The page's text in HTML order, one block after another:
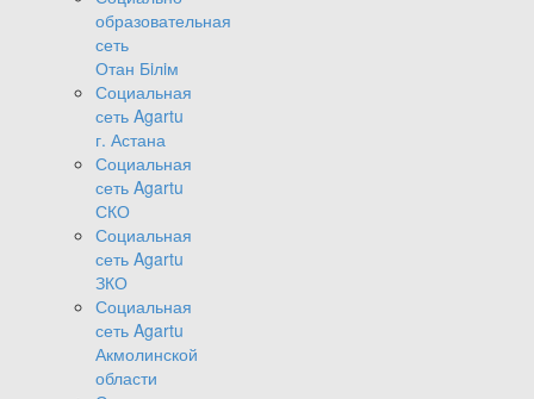
образовательная
сеть
Отан Бiлiм
Социальная
сеть Agartu
г. Астана
Социальная
сеть Agartu
СКО
Социальная
сеть Agartu
ЗКО
Социальная
сеть Agartu
Акмолинской
области